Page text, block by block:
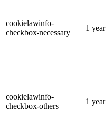
cookielawinfo-
checkbox-necessary
1 year
cookielawinfo-
checkbox-others
1 year